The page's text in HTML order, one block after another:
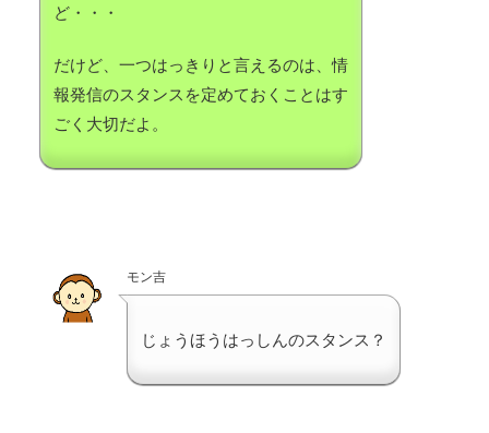
ど・・・
だけど、一つはっきりと言えるのは、情
報発信のスタンスを定めておくことはす
ごく大切だよ。
モン吉
じょうほうはっしんのスタンス？